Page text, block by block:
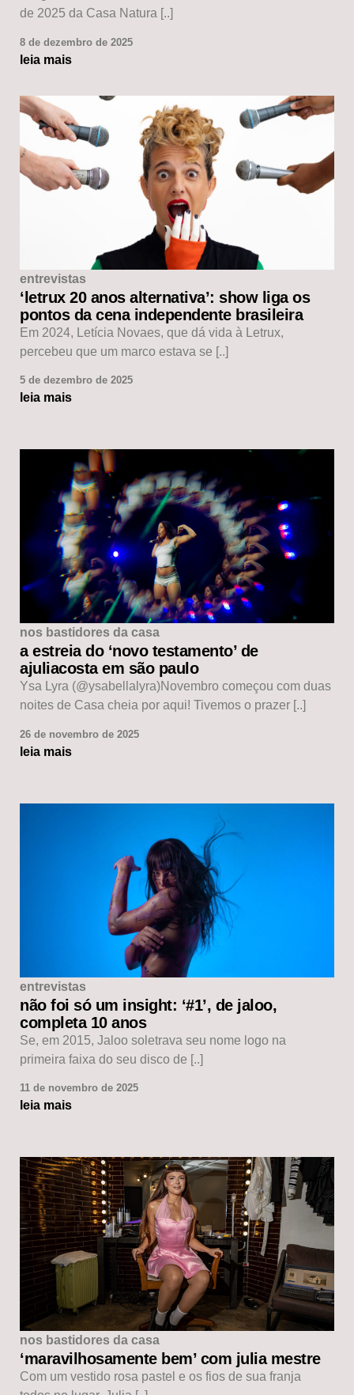
de 2025 da Casa Natura [..]
8 de dezembro de 2025
leia mais
entrevistas
‘letrux 20 anos alternativa’: show liga os
pontos da cena independente brasileira
Em 2024, Letícia Novaes, que dá vida à Letrux,
percebeu que um marco estava se [..]
5 de dezembro de 2025
leia mais
nos bastidores da casa
a estreia do ‘novo testamento’ de
ajuliacosta em são paulo
Ysa Lyra (@ysabellalyra)Novembro começou com duas
noites de Casa cheia por aqui! Tivemos o prazer [..]
26 de novembro de 2025
leia mais
entrevistas
não foi só um insight: ‘#1’, de jaloo,
completa 10 anos
Se, em 2015, Jaloo soletrava seu nome logo na
primeira faixa do seu disco de [..]
11 de novembro de 2025
leia mais
nos bastidores da casa
‘maravilhosamente bem’ com julia mestre
Com um vestido rosa pastel e os fios de sua franja